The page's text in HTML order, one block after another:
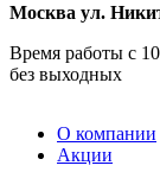
Москва ул.
Время работы с
без выходных
О компании
Акции